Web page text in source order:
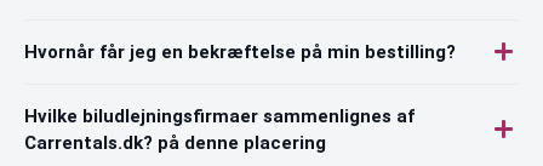
Hvornår får jeg en bekræftelse på min bestilling?
Hvilke biludlejningsfirmaer sammenlignes af
Carrentals.dk? på denne placering